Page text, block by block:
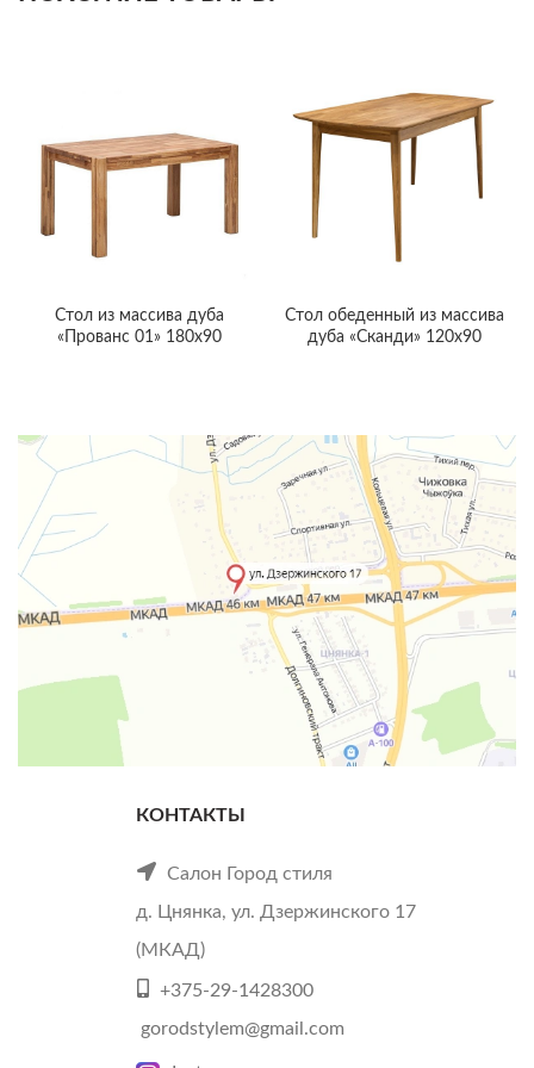
Cтол из массива дуба
«Прованс 01» 180х90
Стол обеденный из массива
дуба «Сканди» 120х90
КОНТАКТЫ
Салон Город стиля
д. Цнянка, ул. Дзержинского 17
(МКАД)
+375-29-1428300
gorodstylem@gmail.com